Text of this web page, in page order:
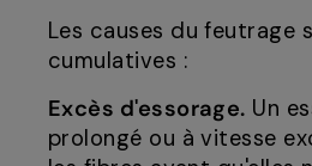
Les causes du feutrage
cumulatives :
Excès d'essorage. Un
prolongé ou à vitesse